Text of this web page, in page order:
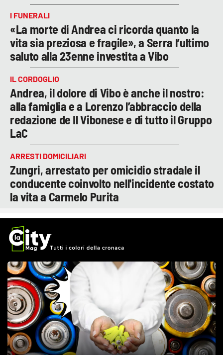
I FUNERALI
«La morte di Andrea ci ricorda quanto la
vita sia preziosa e fragile», a Serra l’ultimo
saluto alla 23enne investita a Vibo
IL CORDOGLIO
Andrea, il dolore di Vibo è anche il nostro:
alla famiglia e a Lorenzo l’abbraccio della
redazione de Il Vibonese e di tutto il Gruppo
LaC
ARRESTI DOMICILIARI
Zungri, arrestato per omicidio stradale il
conducente coinvolto nell'incidente costato
la vita a Carmelo Purita